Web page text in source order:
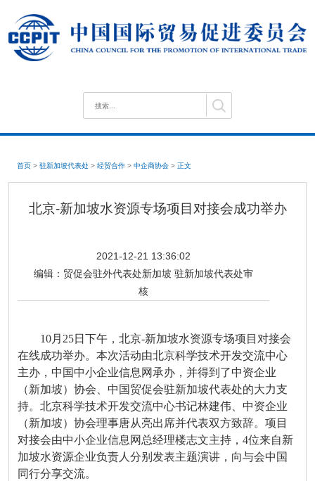
首页 > 驻新加坡代表处 > 经贸合作 > 中企商协会 > 正文
北京-新加坡水资源专场项目对接会成功举办
2021-12-21 13:36:02
编辑： 贸促会驻外代表处新加坡 驻新加坡代表处审
核
10月25日下午，北京-新加坡水资源专场项目对接会
在线成功举办。本次活动由北京科学技术开发交流中心
主办，中国中小企业信息网承办，并得到了中资企业
（新加坡）协会、中国贸促会驻新加坡代表处的大力支
持。北京科学技术开发交流中心书记林建伟、中资企业
（新加坡）协会理事唐从亮出席并代表双方致辞。项目
对接会由中小企业信息网总经理楼志文主持，4位来自新
加坡水资源企业负责人分别发表主题演讲，向与会中国
同行分享交流。